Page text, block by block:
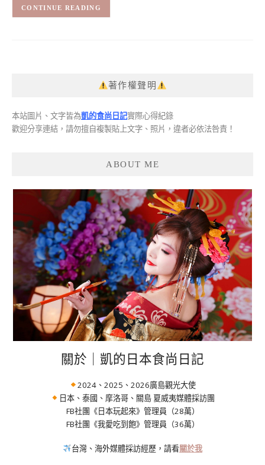
CONTINUE READING
著作權聲明
本站圖片、文字皆為凱的食尚日記實際心得紀錄
歡迎分享連結，請勿擅自複製貼上文字、照片，違者必依法咎責！
ABOUT ME
關於｜凱的日本食尚日記
2024、2025、2026廣島觀光大使
日本、泰國、摩洛哥、關島 夏威夷媒體採訪團
FB社團《日本玩起來》管理員（28萬）
FB社團《我愛吃到飽》管理員（36萬）
台灣、海外媒體採訪經歷，請看關於我